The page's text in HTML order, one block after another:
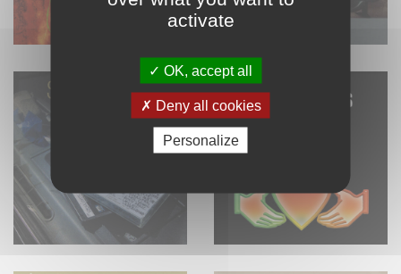
activate
OK, accept all
Deny all cookies
Personalize